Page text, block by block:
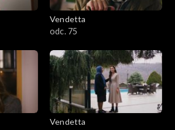
Vendetta
odc. 75
Vendetta